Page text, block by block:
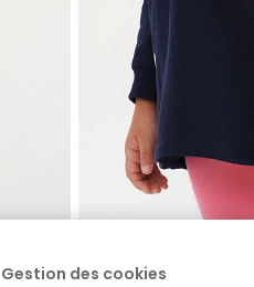
Gestion des cookies